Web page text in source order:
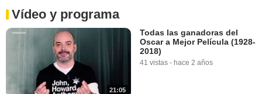
Vídeo y programa
21:05
Todas las ganadoras del
Oscar a Mejor Película (1928-
2018)
41 vistas - hace 2 años